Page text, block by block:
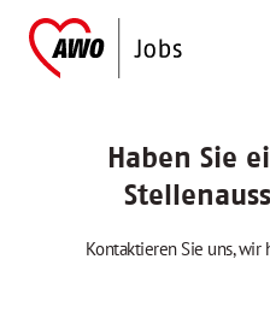
Haben Sie
Kontaktieren Sie uns,